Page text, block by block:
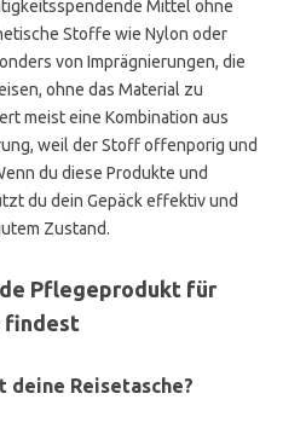
Mittel ohne
Stoffe wie Nylon oder
von Imprägnierungen, die
ohne das Material zu
meist eine Kombination aus
weil der Stoff offenporig und
du diese Produkte und
du dein Gepäck effektiv und
Zustand.
Pflegeprodukt für
findest
deine Reisetasche?